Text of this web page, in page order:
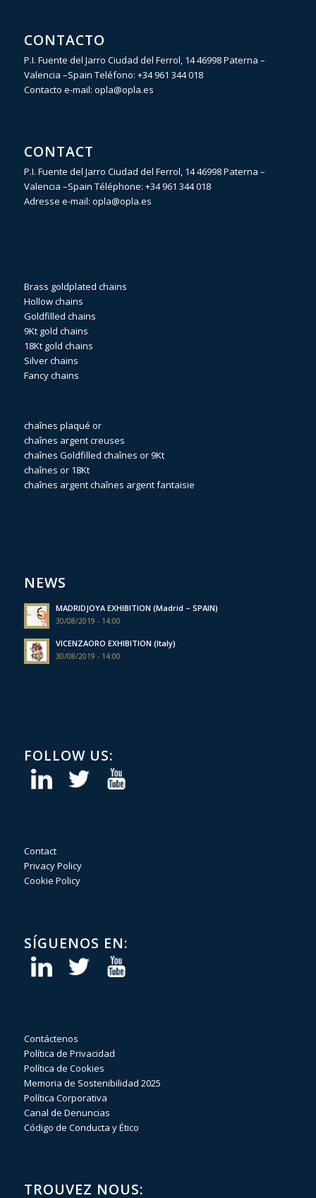
CONTACTO
P.I. Fuente del Jarro Ciudad del Ferrol, 14 46998 Paterna –
Valencia –Spain Teléfono: +34 961 344 018
Contacto e-mail: opla@opla.es
CONTACT
P.I. Fuente del Jarro Ciudad del Ferrol, 14 46998 Paterna –
Valencia –Spain Téléphone: +34 961 344 018
Adresse e-mail: opla@opla.es
Brass goldplated chains
Hollow chains
Goldfilled chains
9Kt gold chains
18Kt gold chains
Silver chains
Fancy chains
chaînes plaqué or
chaînes argent creuses
chaînes Goldfilled chaînes or 9Kt
chaînes or 18Kt
chaînes argentchaînes argent fantaisie
NEWS
MADRIDJOYA EXHIBITION (Madrid – SPAIN)
30/08/2019 - 14:00
VICENZAORO EXHIBITION (Italy)
30/08/2019 - 14:00
FOLLOW US:
Contact
Privacy Policy
Cookie Policy
SÍGUENOS EN:
Contáctenos
Política de Privacidad
Política de Cookies
Memoria de Sostenibilidad 2025
Política Corporativa
Canal de Denuncias
Código de Conducta y Ético
TROUVEZ NOUS: